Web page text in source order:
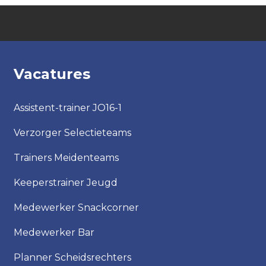
Vacatures
Assistent-trainer JO16-1
Verzorger Selectieteams
Trainers Meidenteams
Keeperstrainer Jeugd
Medewerker Snackcorner
Medewerker Bar
Planner Scheidsrechters